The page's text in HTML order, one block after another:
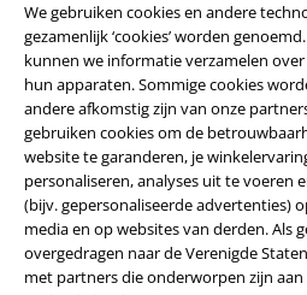
We gebruiken cookies en andere
gezamenlijk ‘cookies’ worden
kunnen we informatie verzamelen
hun apparaten. Sommige cookies
andere afkomstig zijn van onze
gebruiken cookies om de
website te garanderen, je
personaliseren, analyses uit te voeren
(bijv. gepersonaliseerde advertenties)
media en op websites van derden. Als
overgedragen naar de Verenigde
met partners die onderworpen zijn
Legal
Algemene Voorwaarden
Bedrijfsgegevens
Privacyverklaring